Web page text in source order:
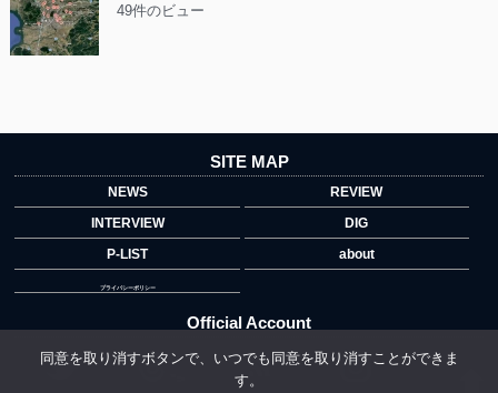
49件のビュー
SITE MAP
NEWS
REVIEW
INTERVIEW
DIG
P-LIST
about
プライバシーポリシー
Official Account
同意を取り消すボタンで、いつでも同意を取り消すことができま
す。